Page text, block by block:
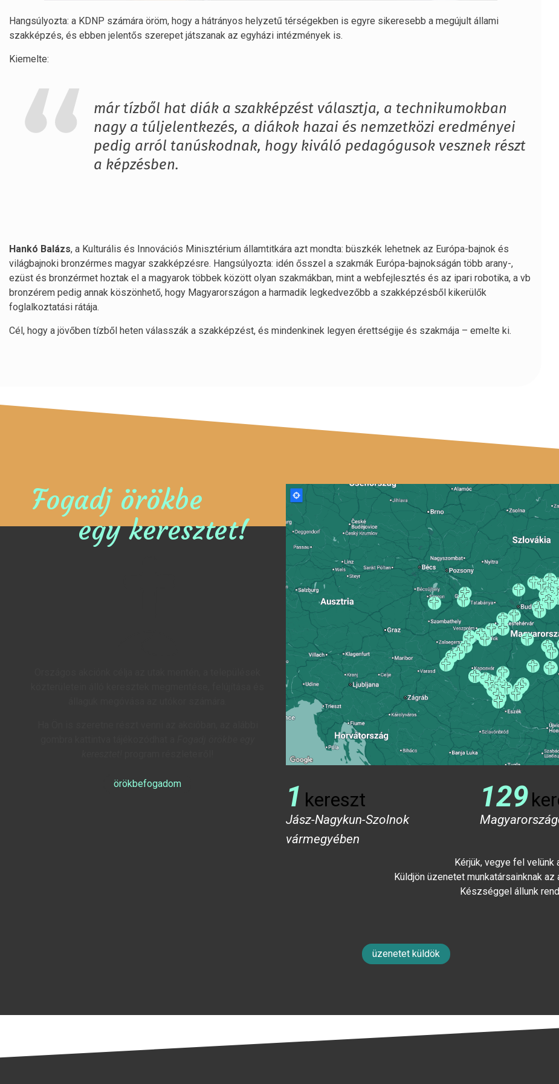
Hangsúlyozta: a KDNP számára öröm, hogy a hátrányos helyzetű térségekben is egyre sikeresebb a megújult állami
szakképzés, és ebben jelentős szerepet játszanak az egyházi intézmények is.
Kiemelte:
már tízből hat diák a szakképzést választja, a technikumokban
nagy a túljelentkezés, a diákok hazai és nemzetközi eredményei
pedig arról tanúskodnak, hogy kiváló pedagógusok vesznek részt
a képzésben.
Hankó Balázs, a Kulturális és Innovációs Minisztérium államtitkára azt mondta: büszkék lehetnek az Európa-bajnok és
világbajnoki bronzérmes magyar szakképzésre. Hangsúlyozta: idén ősszel a szakmák Európa-bajnokságán több arany-,
ezüst és bronzérmet hoztak el a magyarok többek között olyan szakmákban, mint a webfejlesztés és az ipari robotika, a vb
bronzérem pedig annak köszönhető, hogy Magyarországon a harmadik legkedvezőbb a szakképzésből kikerülők
foglalkoztatási rátája.
Cél, hogy a jövőben tízből heten válasszák a szakképzést, és mindenkinek legyen érettségije és szakmája – emelte ki.
Fogadj örökbe
egy keresztet!
örökbefogadom 1 kereszt
Jász-Nagykun-Szolnok
vármegyében
129
Kérjük, vegye fel velünk
Küldjön üzenetet munkatársainknak
Készséggel állunk
üzenetet küldök